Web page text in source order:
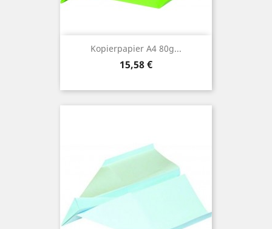
Kopierpapier A4 80g...
Preis
15,58 €